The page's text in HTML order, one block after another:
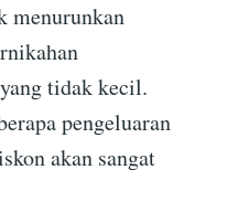
menurunkan
tidak kecil.
pengeluaran
akan sangat